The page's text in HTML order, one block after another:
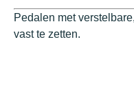
Pedalen met
vast te zetten.